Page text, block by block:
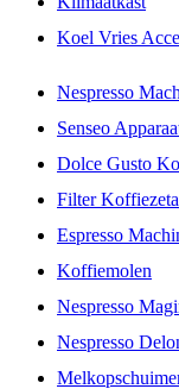
Koel Vries
Nespresso
Senseo
Dolce Gusto
Filter
Espresso
Koffiemolen
Nespresso
Nespresso